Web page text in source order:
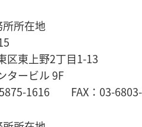
所在地
区東上野2丁目1-13
タービル 9F
1616 FAX：03-